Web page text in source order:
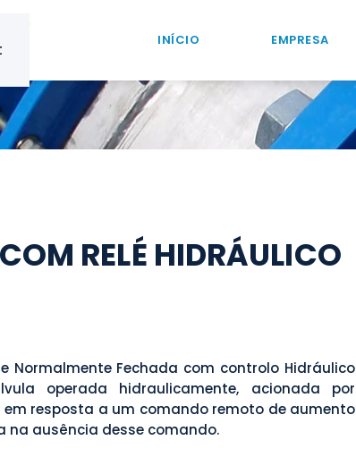
INÍCIO EMPRESA
RELÉ HIDRÁULICO
Normalmente Fechada com controlo Hidráulico
operada hidraulicamente, acionada por
resposta a um comando remoto de aumento
na ausência desse comando.